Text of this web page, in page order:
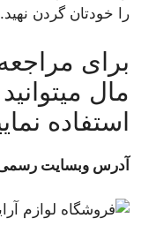
را خودتان گردن نهید.
برای
مال
استفاده
آدرس وبسایت